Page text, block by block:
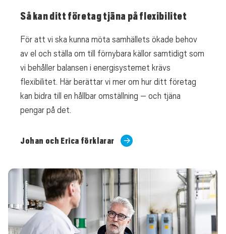
Så kan ditt företag tjäna på flexibilitet
För att vi ska kunna möta samhällets ökade behov
av el och ställa om till förnybara källor samtidigt som
vi behåller balansen i energisystemet krävs
flexibilitet. Här berättar vi mer om hur ditt företag
kan bidra till en hållbar omställning – och tjäna
pengar på det.
Johan och Erica förklarar